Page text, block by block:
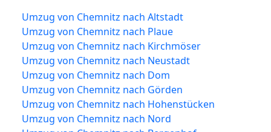
Umzug von Chemnitz nach Altstadt
Umzug von Chemnitz nach Plaue
Umzug von Chemnitz nach Kirchmöser
Umzug von Chemnitz nach Neustadt
Umzug von Chemnitz nach Dom
Umzug von Chemnitz nach Görden
Umzug von Chemnitz nach Hohenstücken
Umzug von Chemnitz nach Nord